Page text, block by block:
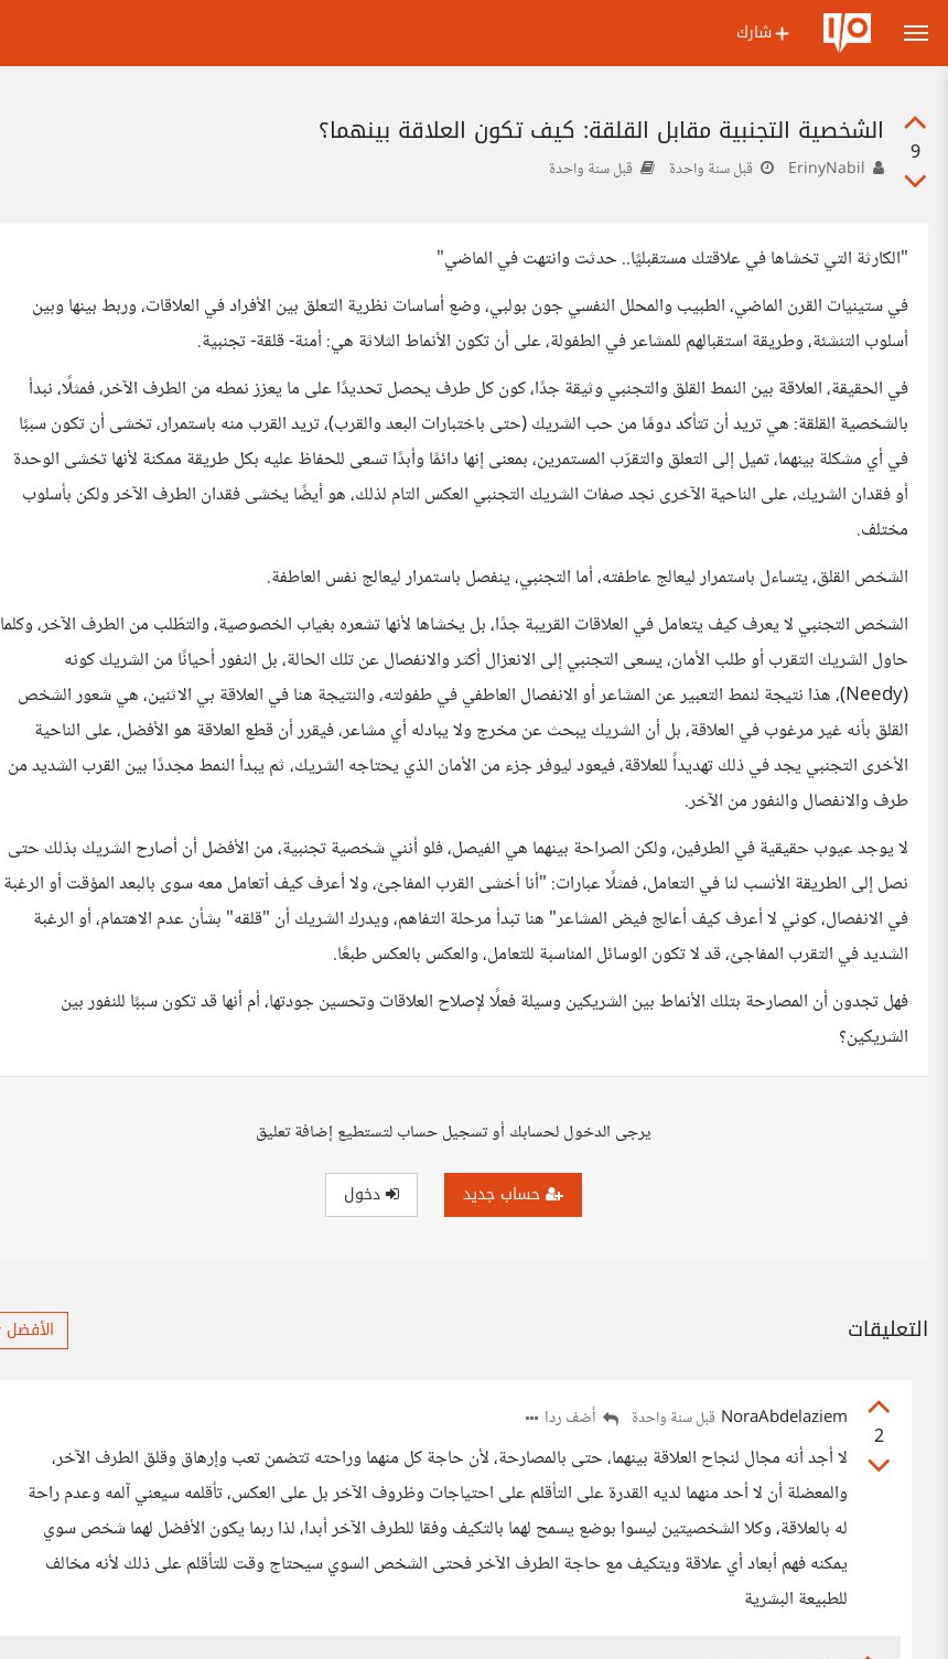
شارك
9
الشخصية التجنبية مقابل القلقة: كيف تكون العلاقة بينهما؟
قبل سنة واحدة قبل سنة واحدة
"الكارثة التي تخشاها في علاقتك مستقبليًا.. حدثت وانتهت في الماضي"
في ستينيات القرن الماضي، الطبيب والمحلل النفسي جون بولبي، وضع أساسات نظرية التعلق بين الأفراد في العلاقات، وربط بينها وبين
أسلوب التنشئة، وطريقة استقبالهم للمشاعر في الطفولة، على أن تكون الأنماط الثلاثة هي: أمنة- قلقة- تجنبية.
في الحقيقة، العلاقة بين النمط القلق والتجنبي وثيقة جدًا، كون كل طرف يحصل تحديدًا على ما يعزز نمطه من الطرف الآخر، فمثلًا، نبدأ
بالشخصية القلقة: هي تريد أن تتأكد دومًا من حب الشريك (حتى باختبارات البعد والقرب)، تريد القرب منه باستمرار، تخشى أن تكون سببًا
في أي مشكلة بينهما، تميل إلى التعلق والتقرّب المستمرين، بمعنى إنها دائمًا وأبدًا تسعى للحفاظ عليه بكل طريقة ممكنة لأنها تخشى الوحدة
أو فقدان الشريك، على الناحية الآخرى نجد صفات الشريك التجنبي العكس التام لذلك، هو أيضًا يخشى فقدان الطرف الآخر ولكن بأسلوب
مختلف.
الشخص القلق، يتساءل باستمرار ليعالج عاطفته، أما التجنبي، ينفصل باستمرار ليعالج نفس العاطفة.
الشخص التجنبي لا يعرف كيف يتعامل في العلاقات القريبة جدًا، بل يخشاها لأنها تشعره بغياب الخصوصية، والتطّلب من الطرف الآخر، وكلما
حاول الشريك التقرب أو طلب الأمان، يسعى التجنبي إلى الانعزال أكثر والانفصال عن تلك الحالة، بل النفور أحيانًا من الشريك كونه
(Needy)، هذا نتيجة لنمط التعبير عن المشاعر أو الانفصال العاطفي في طفولته، والنتيجة هنا في العلاقة بي الاثنين، هي شعور الشخص
القلق بأنه غير مرغوب في العلاقة، بل أن الشريك يبحث عن مخرج ولا يبادله أي مشاعر، فيقرر أن قطع العلاقة هو الأفضل، على الناحية
الأخرى التجنبي يجد في ذلك تهديداً للعلاقة، فيعود ليوفر جزء من الأمان الذي يحتاجه الشريك، ثم يبدأ النمط مجددًا بين القرب الشديد من
طرف والانفصال والنفور من الآخر.
لا يوجد عيوب حقيقية في الطرفين، ولكن الصراحة بينهما هي الفيصل، فلو أنني شخصية تجنبية، من الأفضل أن أصارح الشريك بذلك حتى
نصل إلى الطريقة الأنسب لنا في التعامل، فمثلًا عبارات: "أنا أخشى القرب المفاجئ، ولا أعرف كيف أتعامل معه سوى بالبعد المؤقت أو الرغبة
في الانفصال، كوني لا أعرف كيف أعالج فيض المشاعر" هنا تبدأ مرحلة التفاهم، ويدرك الشريك أن "قلقه" بشأن عدم الاهتمام، أو الرغبة
الشديد في التقرب المفاجئ، قد لا تكون الوسائل المناسبة للتعامل، والعكس بالعكس طبعًا.
فهل تجدون أن المصارحة بتلك الأنماط بين الشريكين وسيلة فعلًا لإصلاح العلاقات وتحسين جودتها، أم أنها قد تكون سببًا للنفور بين
الشريكين؟
يرجى الدخول لحسابك أو تسجيل حساب لتستطيع إضافة تعليق
حساب جديد دخول
التعليقات الأفضل
2
NoraAbdelaziem قبل سنة واحدة أضف ردا
لا أجد أنه مجال لنجاح العلاقة بينهما، حتى بالمصارحة، لأن حاجة كل منهما وراحته تتضمن تعب وإرهاق وقلق الطرف الآخر،
والمعضلة أن لا أحد منهما لديه القدرة على التأقلم على احتياجات وظروف الآخر بل على العكس، تأقلمه سيعني آلمه وعدم راحة
له بالعلاقة، وكلا الشخصيتين ليسوا بوضع يسمح لهما بالتكيف وفقا للطرف الآخر أبدا، لذا ربما يكون الأفضل لهما شخص سوي
يمكنه فهم أبعاد أي علاقة ويتكيف مع حاجة الطرف الآخر فحتى الشخص السوي سيحتاج وقت للتأقلم على ذلك لأنه مخالف
للطبيعة البشرية